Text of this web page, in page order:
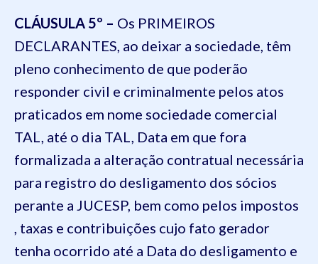
CLÁUSULA 5º – Os PRIMEIROS
DECLARANTES, ao deixar a sociedade, têm
pleno conhecimento de que poderão
responder civil e criminalmente pelos atos
praticados em nome sociedade comercial
TAL, até o dia TAL, Data em que fora
formalizada a alteração contratual necessária
para registro do desligamento dos sócios
perante a JUCESP, bem como pelos impostos
, taxas e contribuições cujo fato gerador
tenha ocorrido até a Data do desligamento e